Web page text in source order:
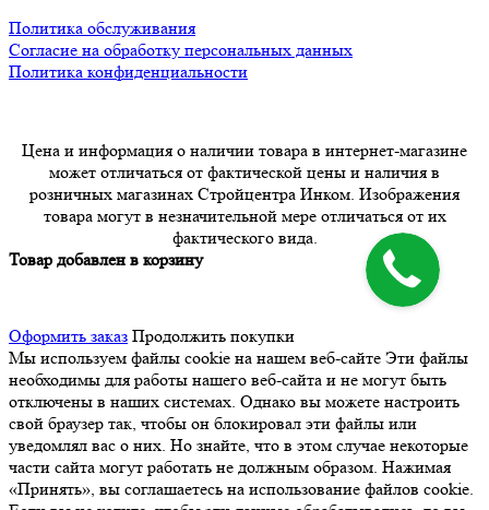
Политика обслуживания
Согласие на обработку персональных данных
Политика конфиденциальности
Цена и информация о наличии товара в интернет-магазине
может отличаться от фактической цены и наличия в
розничных магазинах Стройцентра Инком. Изображения
товара могут в незначительной мере отличаться от их
фактического вида.
Товар добавлен в корзину
Оформить заказ Продолжить покупки
Мы используем файлы cookie на нашем веб-сайте Эти файлы
необходимы для работы нашего веб-сайта и не могут быть
отключены в наших системах. Однако вы можете настроить
свой браузер так, чтобы он блокировал эти файлы или
уведомлял вас о них. Но знайте, что в этом случае некоторые
части сайта могут работать не должным образом. Нажимая
«Принять», вы соглашаетесь на использование файлов cookie.